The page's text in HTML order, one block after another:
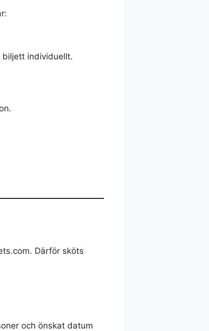
biljett individuellt.
Därför sköts
och önskat datum